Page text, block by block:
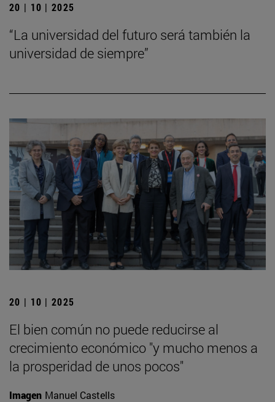
20 | 10 | 2025
“La universidad del futuro será también la
universidad de siempre”
20 | 10 | 2025
El bien común no puede reducirse al
crecimiento económico "y mucho menos a
la prosperidad de unos pocos"
Imagen Manuel Castells